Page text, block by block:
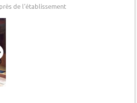
de l'établissement